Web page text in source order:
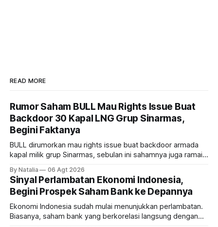
READ MORE
Rumor Saham BULL Mau Rights Issue Buat
Backdoor 30 Kapal LNG Grup Sinarmas,
Begini Faktanya
BULL dirumorkan mau rights issue buat backdoor armada
kapal milik grup Sinarmas, sebulan ini sahamnya juga ramai
masih menarik dilirik?
By Natalia 06 Agt 2026
Sinyal Perlambatan Ekonomi Indonesia,
Begini Prospek Saham Bank ke Depannya
Ekonomi Indonesia sudah mulai menunjukkan perlambatan.
Biasanya, saham bank yang berkorelasi langsung dengan